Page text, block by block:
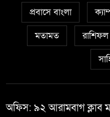
প্রবাসে বাংলা
মতামত রাশিফল
অফিস: ৯২ আরামবাগ ক্লাব